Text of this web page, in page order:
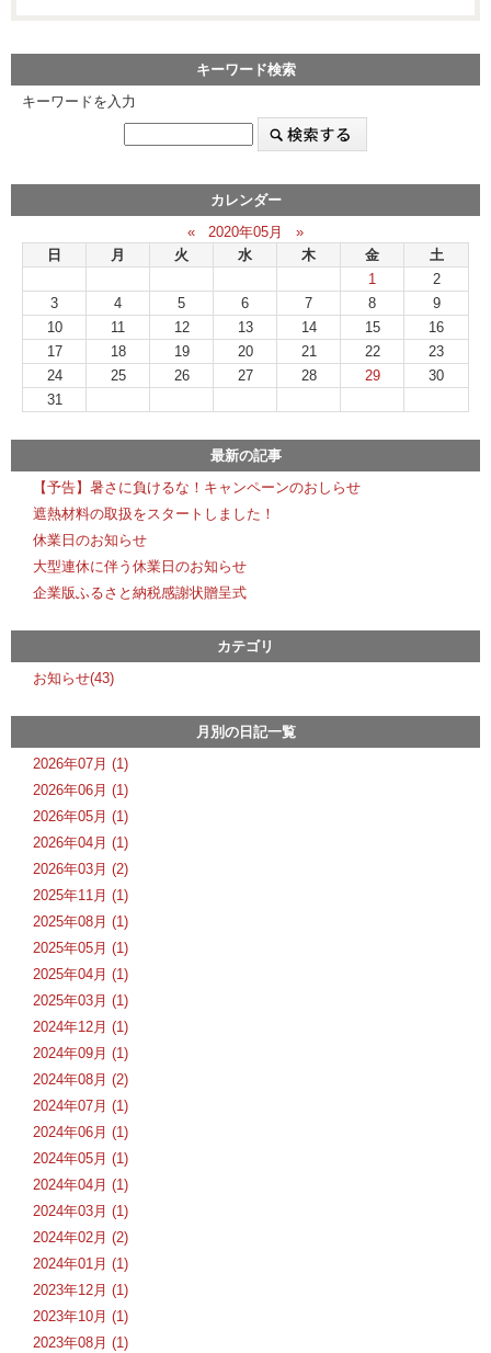
キーワード検索
キーワードを入力
カレンダー
«
2020年05月
»
日
月 火 水 木 金
土
1
2
3
4 5 6 7 8
9
10
11 12 13 14 15
16
17
18 19 20 21 22
23
24
25 26 27 28 29
30
31
最新の記事
【予告】暑さに負けるな！キャンペーンのおしらせ
遮熱材料の取扱をスタートしました！
休業日のお知らせ
大型連休に伴う休業日のお知らせ
企業版ふるさと納税感謝状贈呈式
カテゴリ
お知らせ(43)
月別の日記一覧
2026年07月 (1)
2026年06月 (1)
2026年05月 (1)
2026年04月 (1)
2026年03月 (2)
2025年11月 (1)
2025年08月 (1)
2025年05月 (1)
2025年04月 (1)
2025年03月 (1)
2024年12月 (1)
2024年09月 (1)
2024年08月 (2)
2024年07月 (1)
2024年06月 (1)
2024年05月 (1)
2024年04月 (1)
2024年03月 (1)
2024年02月 (2)
2024年01月 (1)
2023年12月 (1)
2023年10月 (1)
2023年08月 (1)